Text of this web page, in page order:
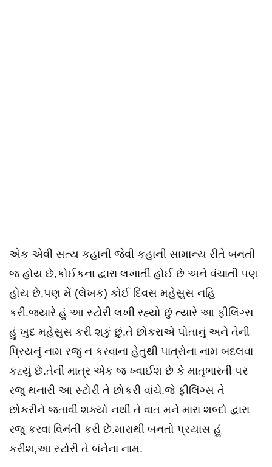
એક એવી સત્ય કહાની જેવી કહાની સામાન્ય રીતે બનતી
જ હોય છે,કોઈકના દ્વારા લખાતી હોઈ છે અને વંચાતી પણ
હોય છે,પણ મેં (લેખક) કોઈ દિવસ મહેસુસ નહિ
કરી.જયારે હું આ સ્ટોરી લખી રહ્યો છું ત્યારે આ ફીલિંગ્સ
હું ખુદ મહેસુસ કરી શકું છું.તે છોકરાએ પોતાનું અને તેની
પ્રિયનું નામ રજુ ન કરવાના હેતુથી પાત્રોના નામ બદલવા
કહ્યું છે.તેની માત્ર એક જ ખ્વાઈશ છે કે માતૃભારતી પર
રજુ થનારી આ સ્ટોરી તે છોકરી વાંચે.જે ફીલિંગ્સ તે
છોકરીને જતાવી શક્યો નથી તે વાત મને મારા શબ્દો દ્વારા
રજુ કરવા વિનંતી કરી છે.મારાથી બનતો પ્રયાસ હું
કરીશ,આ સ્ટોરી તે બંનેના નામ.